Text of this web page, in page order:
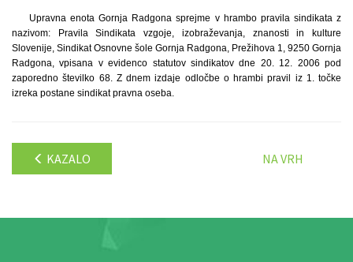
Upravna enota Gornja Radgona sprejme v hrambo pravila sindikata z
nazivom: Pravila Sindikata vzgoje, izobraževanja, znanosti in kulture
Slovenije, Sindikat Osnovne šole Gornja Radgona, Prežihova 1, 9250 Gornja
Radgona, vpisana v evidenco statutov sindikatov dne 20. 12. 2006 pod
zaporedno številko 68. Z dnem izdaje odločbe o hrambi pravil iz 1. točke
izreka postane sindikat pravna oseba.
KAZALO NA VRH